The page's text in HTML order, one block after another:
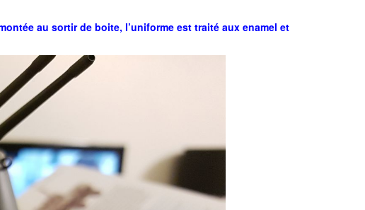
au sortir de boite, l’uniforme est traité aux enamel et